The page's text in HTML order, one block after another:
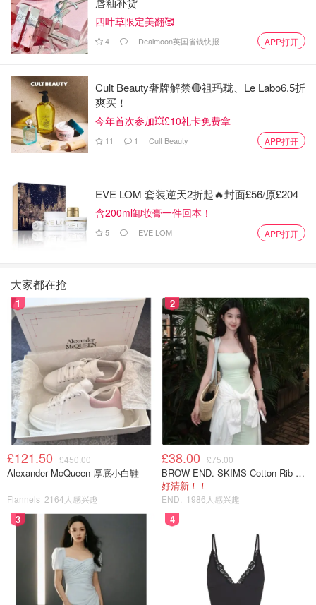
四叶草限定美翻🥰
4 Dealmoon英国省钱快报 APP打开
Cult Beauty奢牌解禁🔴祖玛珑、Le Labo6.5折
爽买！
今年首次参加💥£10礼卡免费拿
11 1 Cult Beauty APP打开
EVE LOM 套装逆天2折起🔥封面£56/原£204
含200ml卸妆膏一件回本！
5 EVE LOM APP打开
大家都在抢
1
£121.50 £450.00
Alexander McQueen 厚底小白鞋
Flannels 2164人感兴趣
2
£38.00 £75.00
BROW END. SKIMS Cotton Rib 长款背心连衣裙 薄荷绿
好清新！！
END. 1986人感兴趣
3 4